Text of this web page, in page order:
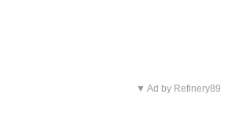
▼ Ad by Refinery89